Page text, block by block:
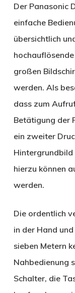
Der Panasonic
einfache
übersichtlich
großen
werden. Als
dass zum
Betätigung der
ein zweiter
hierzu können
werden.
Die ordentlich
in der Hand
sieben Metern
Nahbedienung
Schalter, die